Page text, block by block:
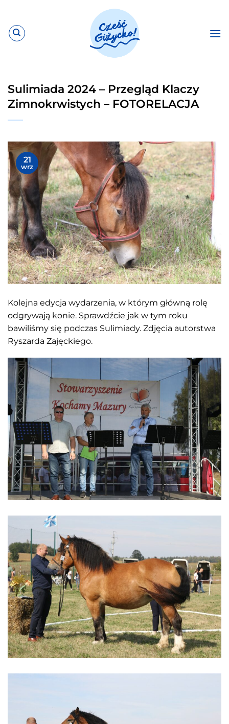
zawartości
Sulimiada 2024 – Przegląd Klaczy
Zimnokrwistych – FOTORELACJA
21
wrz
Kolejna edycja wydarzenia, w którym główną rolę
odgrywają konie. Sprawdźcie jak w tym roku
bawiliśmy się podczas Sulimiady. Zdjęcia autorstwa
Ryszarda Zajęckiego.